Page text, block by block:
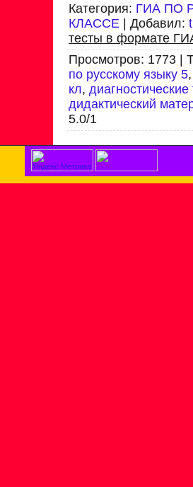
Категория: ГИА ПО
КЛАССЕ | Добавил:
тесты в формате
Просмотров: 1773 |
по русскому языку 5
кл,
дидактический
5.0/1